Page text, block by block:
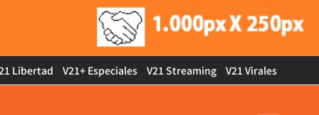
Libertad V21+ Especiales V21 Streaming V21 Virales